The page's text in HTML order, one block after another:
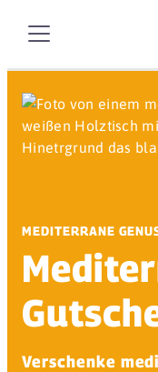
MEDITERRANE
Verschenke